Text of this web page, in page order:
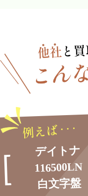
デイトナ
116500LN
白文字盤